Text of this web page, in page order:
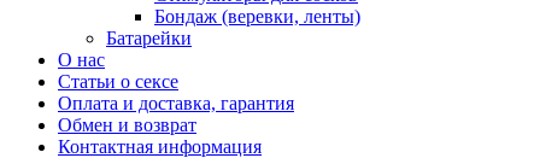
Бондаж (веревки, ленты)
Батарейки
О нас
Статьи о сексе
Оплата и доставка, гарантия
Обмен и возврат
Контактная информация